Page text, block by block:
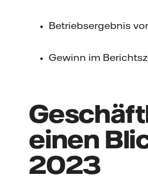
Betriebsergebnis
Gewinn im
einen
2023